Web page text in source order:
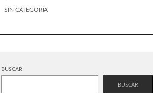
SIN CATEGORÍA
BUSCAR
BUSCAR